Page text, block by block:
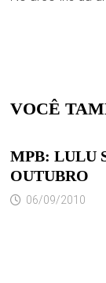
VOCÊ
MPB: LULU
OUTUBRO
06/09/2010